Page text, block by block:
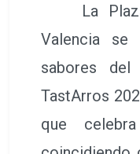
La Plaza
Valencia se
sabores
TastArros
que